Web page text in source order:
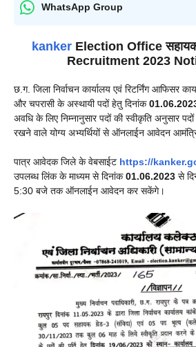
WhatsApp Group
kanker Election Office
Recruitment 2023
छ.ग. जिला निर्वाचन कार्यालय एवं रिटर्निंग आफिसर
और चपरासी के अस्थायी पदों हेतु दिनांक
अवधि के लिए निम्नानुसार पदों की स्वीकृति अनुसार पदों
रखने वाले योग्य अभ्यर्थियों से ऑनलाईन आवेदन
पात्र आवेदक जिले के वेबसाईट https://
उपलब्ध लिंक के माध्यम से दिनांक01.06.2023 से
5:30 बजे तक ऑनलाईन आवेदन कर सकेंगे।